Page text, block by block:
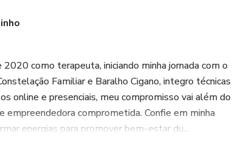
passo para um ano extraordinário. **
como terapeuta, iniciando minha jornada com o
Familiar e Baralho Cigano, integro técnicas
online e presenciais, meu compromisso vai além do
comprometida. Confie em minha
energias para promover bem-estar du...